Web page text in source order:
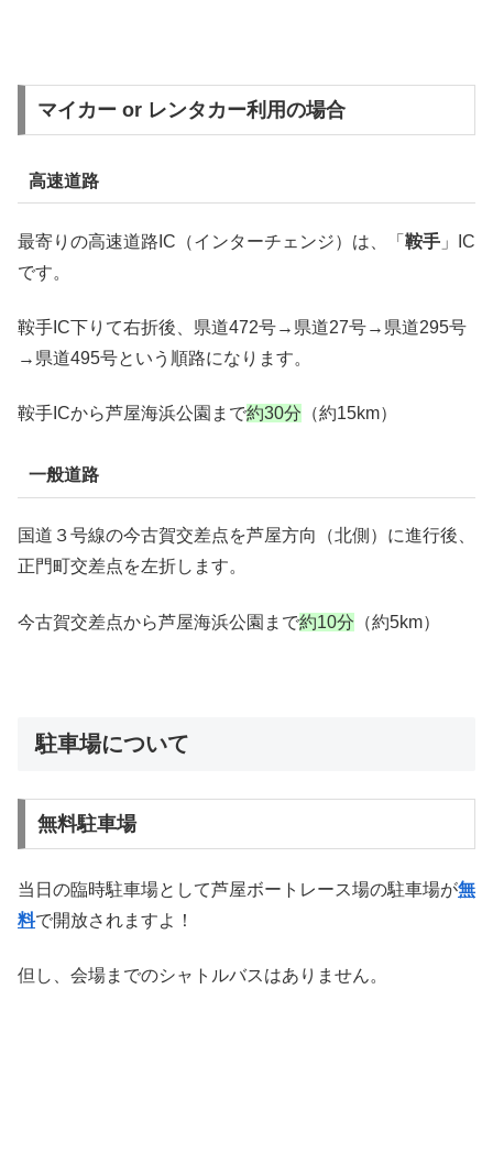
マイカー or レンタカー利用の場合
高速道路
最寄りの高速道路IC（インターチェンジ）は、「 鞍手 」IC
です。
鞍手IC下りて右折後、県道472号→県道27号→県道295号
→県道495号という順路になります。
鞍手ICから芦屋海浜公園まで約30分 （約15km）
一般道路
国道３号線の今古賀交差点を芦屋方向（北側）に進行後、
正門町交差点を左折します。
今古賀交差点から芦屋海浜公園まで約10分 （約5km）
駐車場について
無料駐車場
当日の臨時駐車場として芦屋ボートレース場の駐車場が無
料で開放されますよ！
但し、会場までのシャトルバスはありません。